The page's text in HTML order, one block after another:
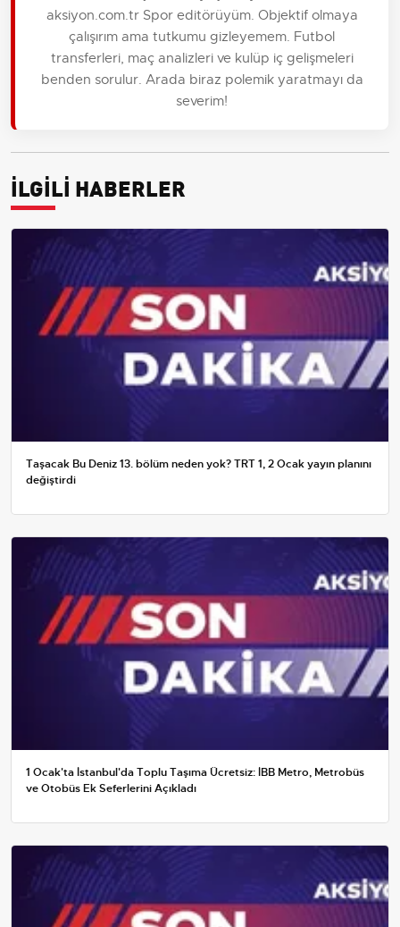
aksiyon.com.tr Spor editörüyüm. Objektif olmaya
çalışırım ama tutkumu gizleyemem. Futbol
transferleri, maç analizleri ve kulüp iç gelişmeleri
benden sorulur. Arada biraz polemik yaratmayı da
severim!
İLGİLİ HABERLER
Taşacak Bu Deniz 13. bölüm neden yok? TRT 1, 2 Ocak yayın planını
değiştirdi
1 Ocak'ta İstanbul'da Toplu Taşıma Ücretsiz: İBB Metro, Metrobüs
ve Otobüs Ek Seferlerini Açıkladı